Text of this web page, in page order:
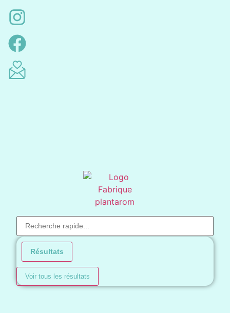
Résultats
Voir tous les résultats